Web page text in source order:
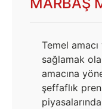
Temel amacı
sağlamak
amacına
şeffaflık